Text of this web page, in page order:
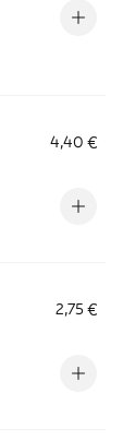
4,40 €
2,75 €